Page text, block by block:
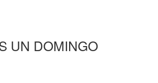
UN DOMINGO